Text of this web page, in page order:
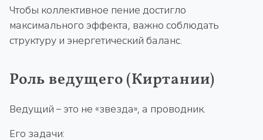
Чтобы коллективное пение достигло
максимального эффекта, важно соблюдать
структуру и энергетический баланс.
Роль ведущего (Киртании)
Ведущий – это не «звезда», а проводник.
Его задачи: